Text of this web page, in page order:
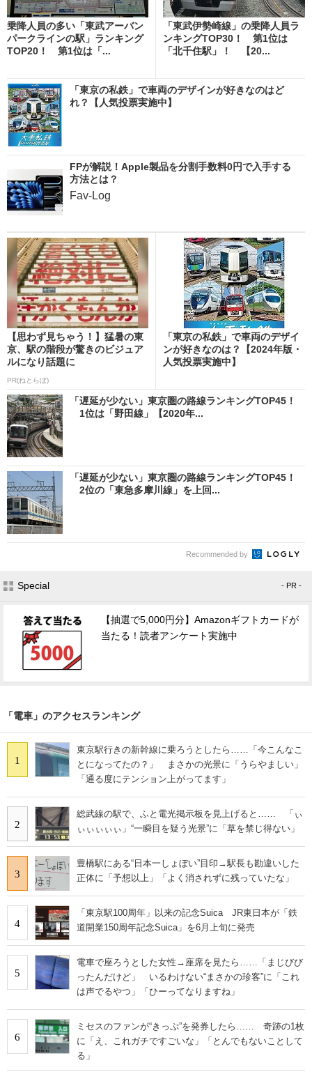
乗降人員の多い「東武アーバン
パークラインの駅」ランキング
TOP20！ 第1位は「...
「東武伊勢崎線」の乗降人員ラ
ンキングTOP30！ 第1位は
「北千住駅」！ 【20...
「東京の私鉄」で車両のデザインが好きなのはど
れ？【人気投票実施中】
FPが解説！Apple製品を分割手数料0円で入手する
方法とは？
Fav-Log
【思わず見ちゃう！】猛暑の東
京、駅の階段が驚きのビジュア
ルになり話題に
PR(ねとらぼ)
「東京の私鉄」で車両のデザイ
ンが好きなのは？【2024年版・
人気投票実施中】
「遅延が少ない」東京圏の路線ランキングTOP45！
1位は「野田線」【2020年...
「遅延が少ない」東京圏の路線ランキングTOP45！
2位の「東急多摩川線」を上回...
Recommended by
Special - PR -
【抽選で5,000円分】Amazonギフトカードが
当たる！読者アンケート実施中
「電車」のアクセスランキング
1
東京駅行きの新幹線に乗ろうとしたら……「今こんなこ
とになってたの？」 まさかの光景に「うらやましい」
「通る度にテンション上がってます」
2
総武線の駅で、ふと電光掲示板を見上げると…… 「ぃ
ぃぃぃぃぃ」“一瞬目を疑う光景”に「草を禁じ得ない」
3
豊橋駅にある“日本一しょぼい”目印→駅長も勘違いした
正体に「予想以上」「よく消されずに残っていたな」
4
「東京駅100周年」以来の記念Suica JR東日本が「鉄
道開業150周年記念Suica」を6月上旬に発売
5
電車で座ろうとした女性→座席を見たら……「まじびび
ったんだけど」 いるわけない“まさかの珍客”に「これ
は声でるやつ」「ひーってなりますね」
6
ミセスのファンが“きっぷ”を発券したら…… 奇跡の1枚
に「え、これガチですごいな」「とんでもないことして
る」